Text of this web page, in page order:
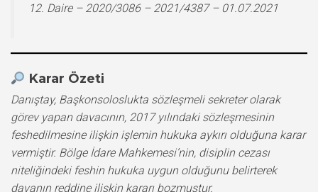
12. Daire – 2020/3086 – 2021/4387 – 01.07.2021
Karar Özeti
Danıştay, Başkonsoloslukta sözleşmeli sekreter olarak
görev yapan davacının, 2017 yılındaki sözleşmesinin
feshedilmesine ilişkin işlemin hukuka aykırı olduğuna karar
vermiştir. Bölge İdare Mahkemesi’nin, disiplin cezası
niteliğindeki feshin hukuka uygun olduğunu belirterek
davanın reddine ilişkin kararı bozmuştur.